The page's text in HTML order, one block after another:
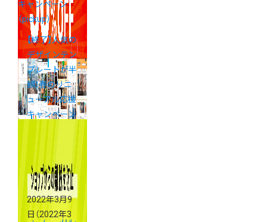
キャンペーン
（pickup）
【終了】人気の
デザインテン
プレートが半
額！春のリニ
ューアル応援
キャンペーン
実施中
2022年3月9
日 （2022年3